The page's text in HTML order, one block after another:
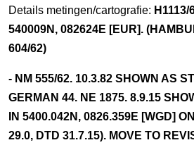
Details metingen/cartografie: H1113/
540009N, 082624E [EUR].
604/62)
- NM 555/62. 10.3.82 SHOWN AS
GERMAN 44. NE 1875. 8.9.15
IN 5400.042N, 0826.359E [WGD]
29.0, DTD 31.7.15). MOVE TO